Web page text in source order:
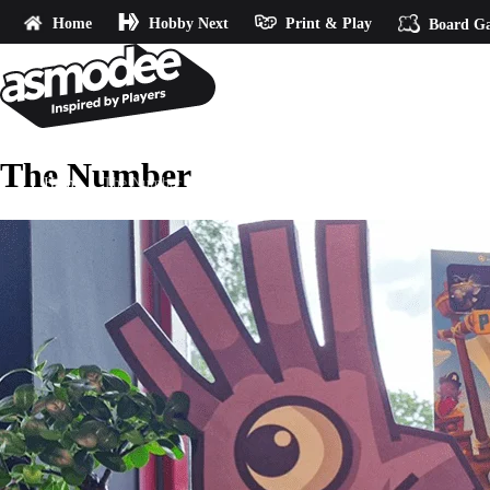
Home Hobby Next Print & Play Board
Home The Number
The Number